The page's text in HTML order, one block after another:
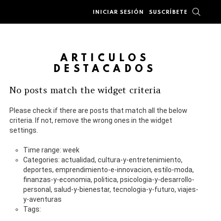
INICIAR SESIÓN SUSCRÍBETE
ARTÍCULOS
DESTACADOS
No posts match the widget criteria
Please check if there are posts that match all the below
criteria. If not, remove the wrong ones in the widget
settings.
Time range: week
Categories: actualidad, cultura-y-entretenimiento,
deportes, emprendimiento-e-innovacion, estilo-moda,
finanzas-y-economia, politica, psicologia-y-desarrollo-
personal, salud-y-bienestar, tecnologia-y-futuro, viajes-
y-aventuras
Tags: